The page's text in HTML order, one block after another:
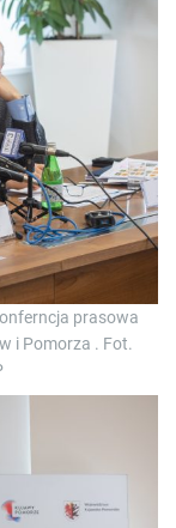
prasowa
i Pomorza . Fot.